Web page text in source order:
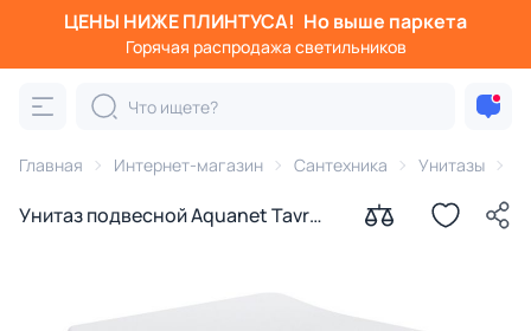
ЦЕНЫ НИЖЕ ПЛИНТУСА! Но выше паркета
Горячая распродажа светильников
Главная Интернет-магазин Сантехника Унитазы
Унитаз подвесной Aquanet Tavr